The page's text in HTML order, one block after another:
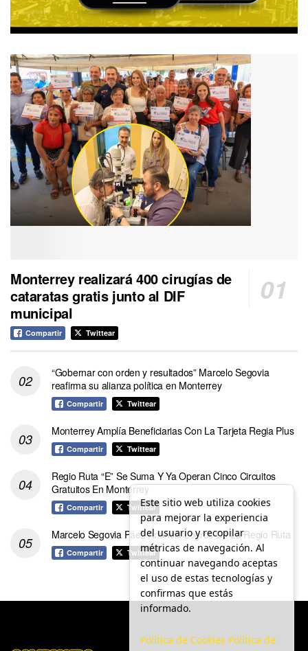
Monterrey realizará 400 cirugías de
cataratas gratis junto al DIF
municipal
Compartir Twittear
“Gobernar con orden y resultados” Marcelo Segovia
reafirma su alianza política en Monterrey
Compartir Twittear
Monterrey Amplía Beneficiarias Con La Tarjeta Regia Plus
Compartir Twittear
Regio Ruta “E” Se Suma Y Ya Operan Cinco Circuitos
Gratuitos En Monterrey
Compartir Twittear
Marcelo Segovia Páez Anuncia Logros De La Regio Ruta
Compartir Twittear
Este sitio web utiliza cookies
para mejorar la experiencia
del usuario y recopilar
métricas de navegación. Al
continuar navegando aceptas
el uso de estas tecnologías y
confirmas que estás
informado.
Política de Cookies Política de